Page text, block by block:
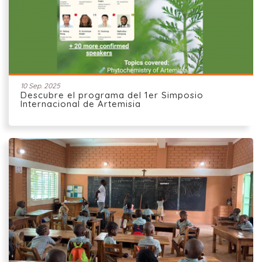
10 Sep. 2025
Descubre el programa del 1er Simposio
Internacional de Artemisia